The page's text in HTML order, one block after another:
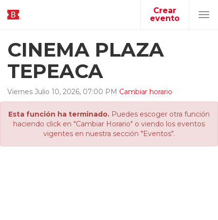
Crear
evento
CINEMA PLAZA
TEPEACA
Viernes Julio 10, 2026, 07:00 PM Cambiar horario
Esta función ha terminado. Puedes escoger otra función
haciendo click en "Cambiar Horario" o viendo los eventos
vigentes en nuestra sección "Eventos".